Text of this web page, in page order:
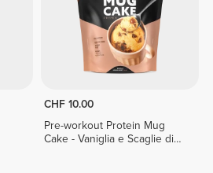
CHF 10.00
Pre-workout Protein Mug
Cake - Vaniglia e Scaglie di